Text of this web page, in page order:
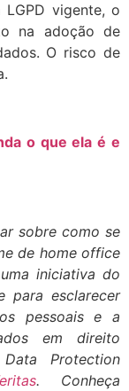
vigente, o
na adoção de
O risco de
o que ela é e
sobre como se
de home office
iniciativa do
para esclarecer
pessoais e a
em direito
Protection
. Conheça